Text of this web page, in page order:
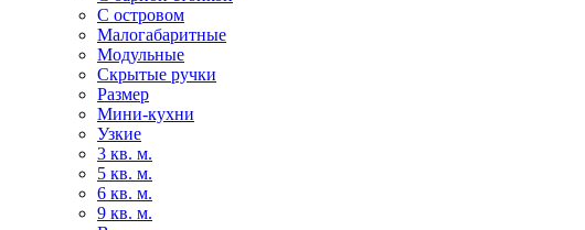
С островом
Малогабаритные
Модульные
Скрытые ручки
Размер
Мини-кухни
Узкие
3 кв. м.
5 кв. м.
6 кв. м.
9 кв. м.